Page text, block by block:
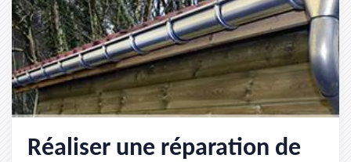
Réaliser une réparation de